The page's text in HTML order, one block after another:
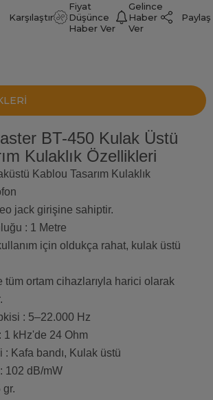
Karşılaştır
Fiyat
Düşünce
Haber Ver
Gelince
Haber
Ver
Paylaş
BT-450 Kulak Üstü
Kulaklık Özellikleri
Kablou Tasarım Kulaklık
jack girişine sahiptir.
: 1 Metre
için oldukça rahat, kulak üstü
tüm ortam cihazlarıyla harici olarak
: 5–22.000 Hz
1 kHz'de 24 Ohm
: Kafa bandı, Kulak üstü
102 dB/mW
gr.